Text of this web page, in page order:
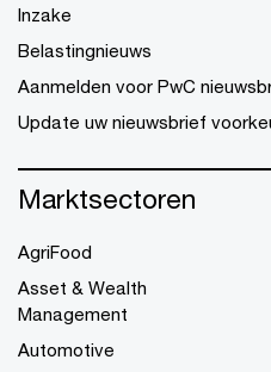
Inzake
Belastingnieuws
Aanmelden voor PwC
Update uw nieuwsbrief
Marktsectoren
AgriFood
Asset & Wealth
Management
Automotive